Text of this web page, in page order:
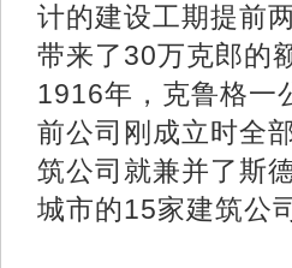
计的建设工期提前
带来了30万克郎的
1916年，克鲁格一
前公司刚成立时全
筑公司就兼并了斯
城市的15家建筑公